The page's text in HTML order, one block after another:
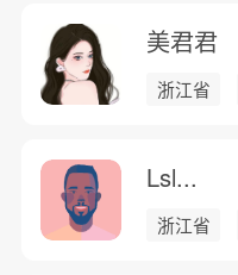
美君君
浙江省
Lsl...
浙江省